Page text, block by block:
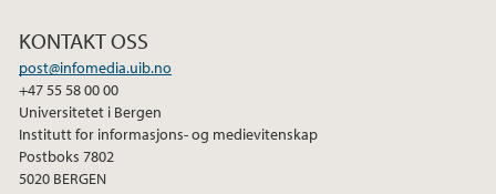
KONTAKT OSS
post@infomedia.uib.no
+47 55 58 00 00
Universitetet i Bergen
Institutt for informasjons- og medievitenskap
Postboks 7802
5020 BERGEN